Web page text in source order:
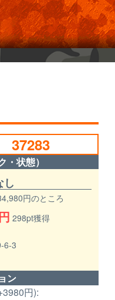
37283
・状態）
し
円のところ
円 298pt獲得
6-3
ン
円):